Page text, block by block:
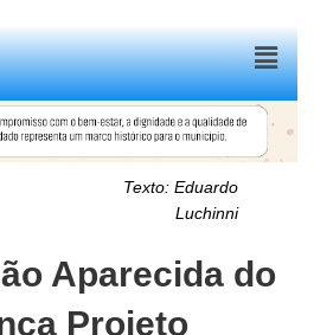
Menu
Texto:Eduardo
Luchinni
Aparecida do
Projeto